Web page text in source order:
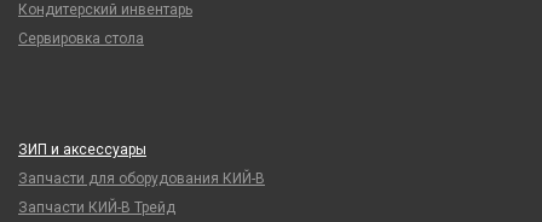
Кондитерский инвентарь
Сервировка стола
ЗИП и аксессуары
Запчасти для оборудования КИЙ-В
Запчасти КИЙ-В Трейд